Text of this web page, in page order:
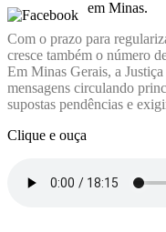
em Minas.
Com o prazo para
cresce também o número
Em Minas Gerais, a
mensagens circulando
supostas pendências e
Clique e ouça